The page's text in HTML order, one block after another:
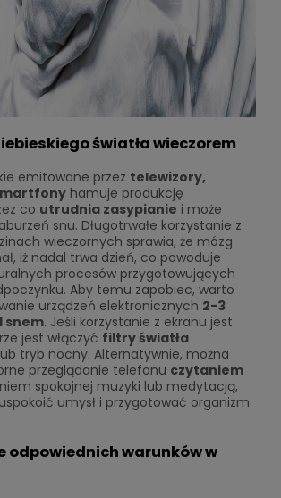
światła wieczorem
emitowane przez telewizory,
hamuje produkcję
co utrudnia zasypianie i może
snu. Długotrwałe korzystanie z
wieczornych sprawia, że mózg
iż nadal trwa dzień, co powoduje
procesów przygotowujących
Aby temu zapobiec, warto
urządzeń elektronicznych 2-3
snem. Jeśli korzystanie z ekranu jest
jest włączyć filtry światła
tryb nocny. Alternatywnie, można
przeglądanie telefonu czytaniem
spokojnej muzyki lub medytacją,
umysł i przygotować organizm
odpowiednich warunków w